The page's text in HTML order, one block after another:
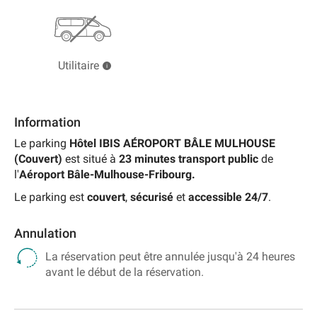
Utilitaire
Information
Le parking Hôtel IBIS AÉROPORT BÂLE MULHOUSE
(Couvert) est situé à 23 minutes transport public de
l'Aéroport Bâle-Mulhouse-Fribourg.
Le parking est couvert, sécurisé et accessible 24/7.
Annulation
La réservation peut être annulée jusqu'à 24 heures
avant le début de la réservation.